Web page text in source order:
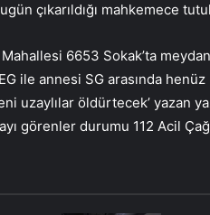
çıkarıldığı mahkemece
6653 Sokak’ta
ile annesi SG arasında
uzaylılar öldürtecek’ yazan
görenler durumu 112 Acil